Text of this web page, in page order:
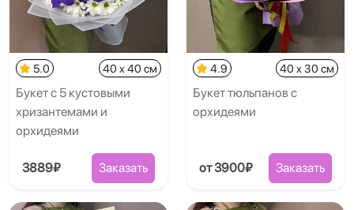
5.0 40 x 40 см
Букет с 5 кустовыми
хризантемами и
орхидеями
3889₽ Заказать
4.9 40 x 30 см
Букет тюльпанов с
орхидеями
от 3900₽ Заказать